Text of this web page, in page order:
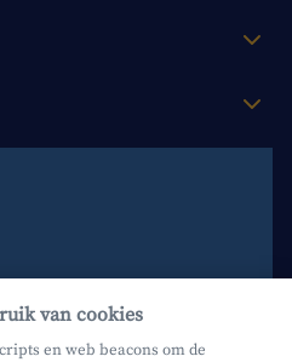
van cookies
en web beacons om de